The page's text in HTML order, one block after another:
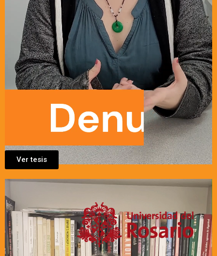
Ver tesis